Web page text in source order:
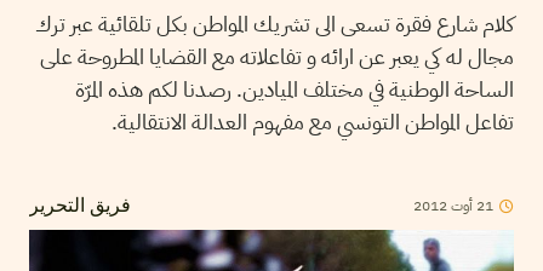
كلام شارع فقرة تسعى الى تشريك المواطن بكل تلقائية عبر ترك
مجال له كي يعبر عن ارائه و تفاعلاته مع القضايا المطروحة على
الساحة الوطنية في مختلف الميادين. رصدنا لكم هذه المرّة
تفاعل المواطن التونسي مع مفهوم العدالة الانتقالية.
فريق التحرير 21 أوت2012